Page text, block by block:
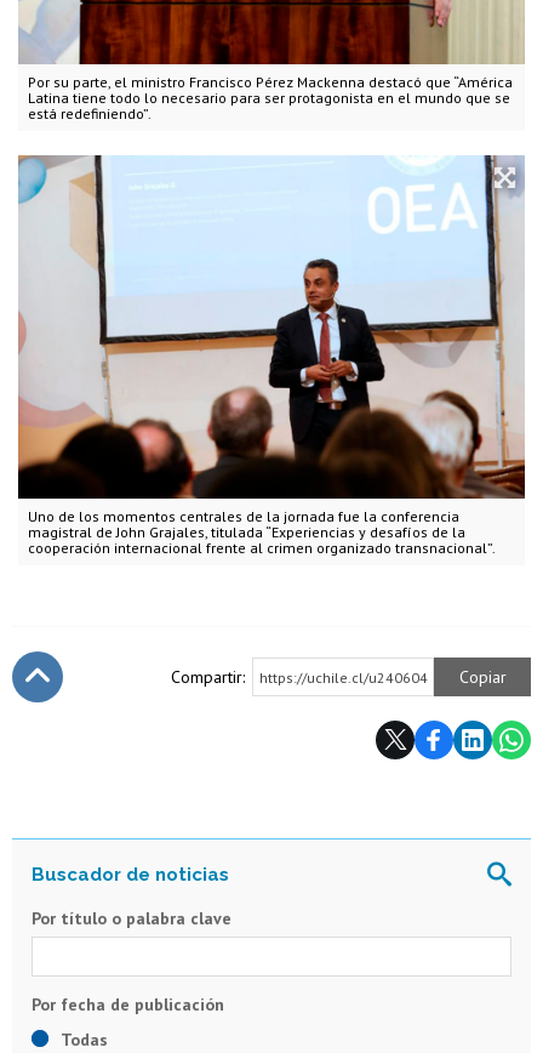
Por su parte, el ministro Francisco Pérez Mackenna destacó que “América
Latina tiene todo lo necesario para ser protagonista en el mundo que se
está redefiniendo”.
Uno de los momentos centrales de la jornada fue la conferencia
magistral de John Grajales, titulada “Experiencias y desafíos de la
cooperación internacional frente al crimen organizado transnacional”.
Compartir: https://uchile.cl/u240604 Copiar
Por título o palabra clave
Todas